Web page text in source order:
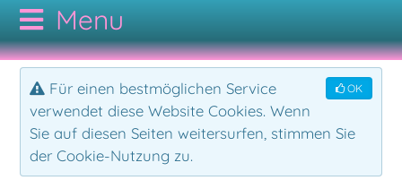
CODAMUSIC
GESAMTKATALOG
NOTEN
AUTOREN
OK
Für einen bestmöglichen Service
verwendet diese Website Cookies. Wenn
Sie auf diesen Seiten weitersurfen, stimmen Sie
der Cookie-Nutzung zu.